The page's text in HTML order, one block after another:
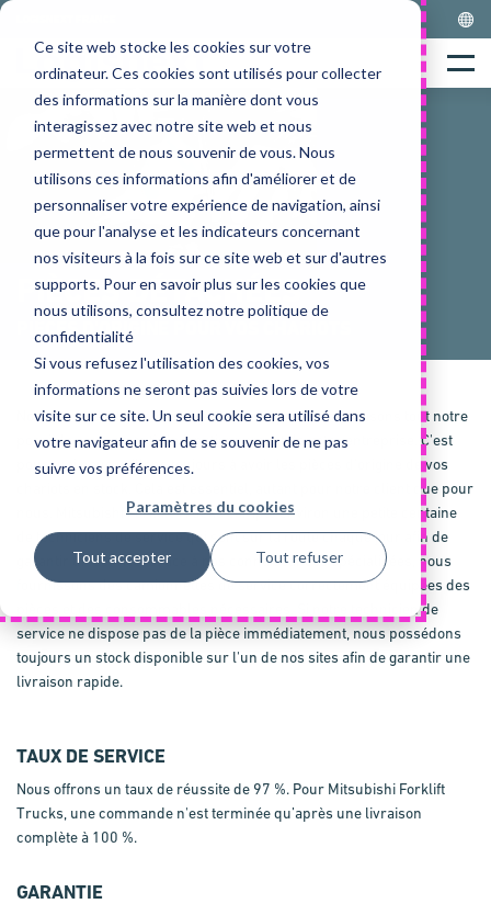
Ce site web stocke les cookies sur votre
ordinateur. Ces cookies sont utilisés pour collecter
des informations sur la manière dont vous
interagissez avec notre site web et nous
permettent de nous souvenir de vous. Nous
utilisons ces informations afin d'améliorer et de
personnaliser votre expérience de navigation, ainsi
que pour l'analyse et les indicateurs concernant
nos visiteurs à la fois sur ce site web et sur d'autres
supports. Pour en savoir plus sur les cookies que
nous utilisons, consultez notre politique de
confidentialité
Si vous refusez l'utilisation des cookies, vos
informations ne seront pas suivies lors de votre
visite sur ce site. Un seul cookie sera utilisé dans
votre navigateur afin de se souvenir de ne pas
suivre vos préférences.
Paramètres du cookies
Tout accepter Tout refuser
Skip
Home
Menu
PIÈCES DÉTACHÉES
PIÈCES D'ORIGINE POUR VOS CHARIOTS
Nos clients sont au cœur de notre entreprise. Nous faisons tout notre
possible pour garantir le fonctionnement de votre entreprise. C'est
pourquoi nous veillons toujours à avoir les pièces d'origine de vos
chariots en stock. Cela est essentiel, autant pour notre client que pour
nous. Mitsubishi Forklift Trucks compte environ une petite centaine
de techniciens de service qui sont sur la route chaque jour afin de
garantir un service. Grâce à nos connaissances spécialisées, nous
fournissons des camionnettes de service correctement équipées des
pièces et des consommables nécessaires. Si notre technicien de
service ne dispose pas de la pièce immédiatement, nous possédons
toujours un stock disponible sur l'un de nos sites afin de garantir une
livraison rapide.
TAUX DE SERVICE
Nous offrons un taux de réussite de 97 %. Pour Mitsubishi Forklift
Trucks, une commande n'est terminée qu’après une livraison
complète à 100 %.
GARANTIE